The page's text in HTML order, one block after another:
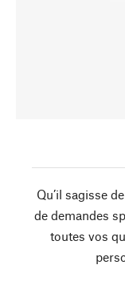
Qu’il sagisse
de demandes
toutes vos